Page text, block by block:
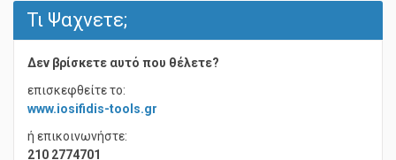
Τι Ψαχνετε;
Δεν βρίσκετε αυτό που θέλετε?
επισκεφθείτε το:
www.iosifidis-tools.gr
ή επικοινωνήστε: